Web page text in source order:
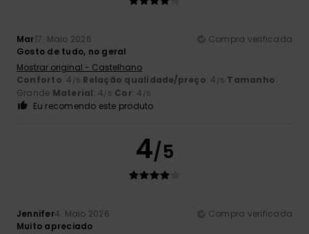
Mar17. Maio 2026
Compra verificada
Gosto de tudo, no geral
Mostrar original - Castelhano
Conforto: 4 /5 Relação qualidade/preço: 4 /5 Tamanho:
Grande Material: 4/5 Cor: 4 /5
Eu recomendo este produto
4/5
Jennifer4. Maio 2026
Compra verificada
Muito apreciado